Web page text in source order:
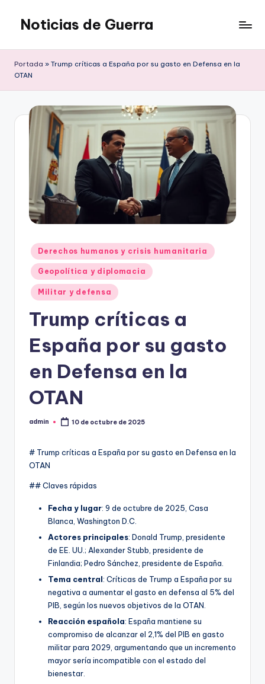
Saltar
contenido
Noticias de Guerra
Portada » Trump críticas a España por su gasto en Defensa en la
OTAN
Publicado
en
Derechos humanos y crisis humanitaria
Geopolítica y diplomacia
Militar y defensa
Trump críticas a
España por su gasto
en Defensa en la
OTAN
Publicado
admin 10 de octubre de 2025
# Trump críticas a España por su gasto en Defensa en la
OTAN
## Claves rápidas
Fecha y lugar: 9 de octubre de 2025, Casa
Blanca, Washington D.C.
Actores principales: Donald Trump, presidente
de EE. UU.; Alexander Stubb, presidente de
Finlandia; Pedro Sánchez, presidente de España.
Tema central: Críticas de Trump a España por su
negativa a aumentar el gasto en defensa al 5% del
PIB, según los nuevos objetivos de la OTAN.
Reacción española: España mantiene su
compromiso de alcanzar el 2,1% del PIB en gasto
militar para 2029, argumentando que un incremento
mayor sería incompatible con el estado del
bienestar.